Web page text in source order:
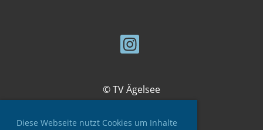
Diese Webseite nutzt Cookies um Inhalte
© TV Ägelsee